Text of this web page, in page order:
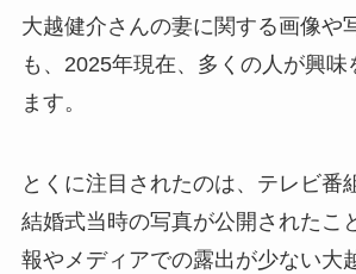
大越健介さんの妻に関する画像や
も、2025年現在、多くの人が興味
ます。
とくに注目されたのは、テレビ番
結婚式当時の写真が公開されたこ
報やメディアでの露出が少ない大